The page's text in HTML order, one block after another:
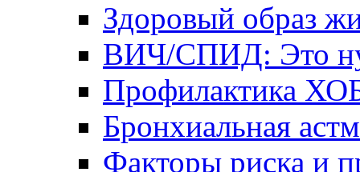
Здоровый образ
ВИЧ/СПИД: Это
Профилактика
Бронхиальная
Факторы риска и